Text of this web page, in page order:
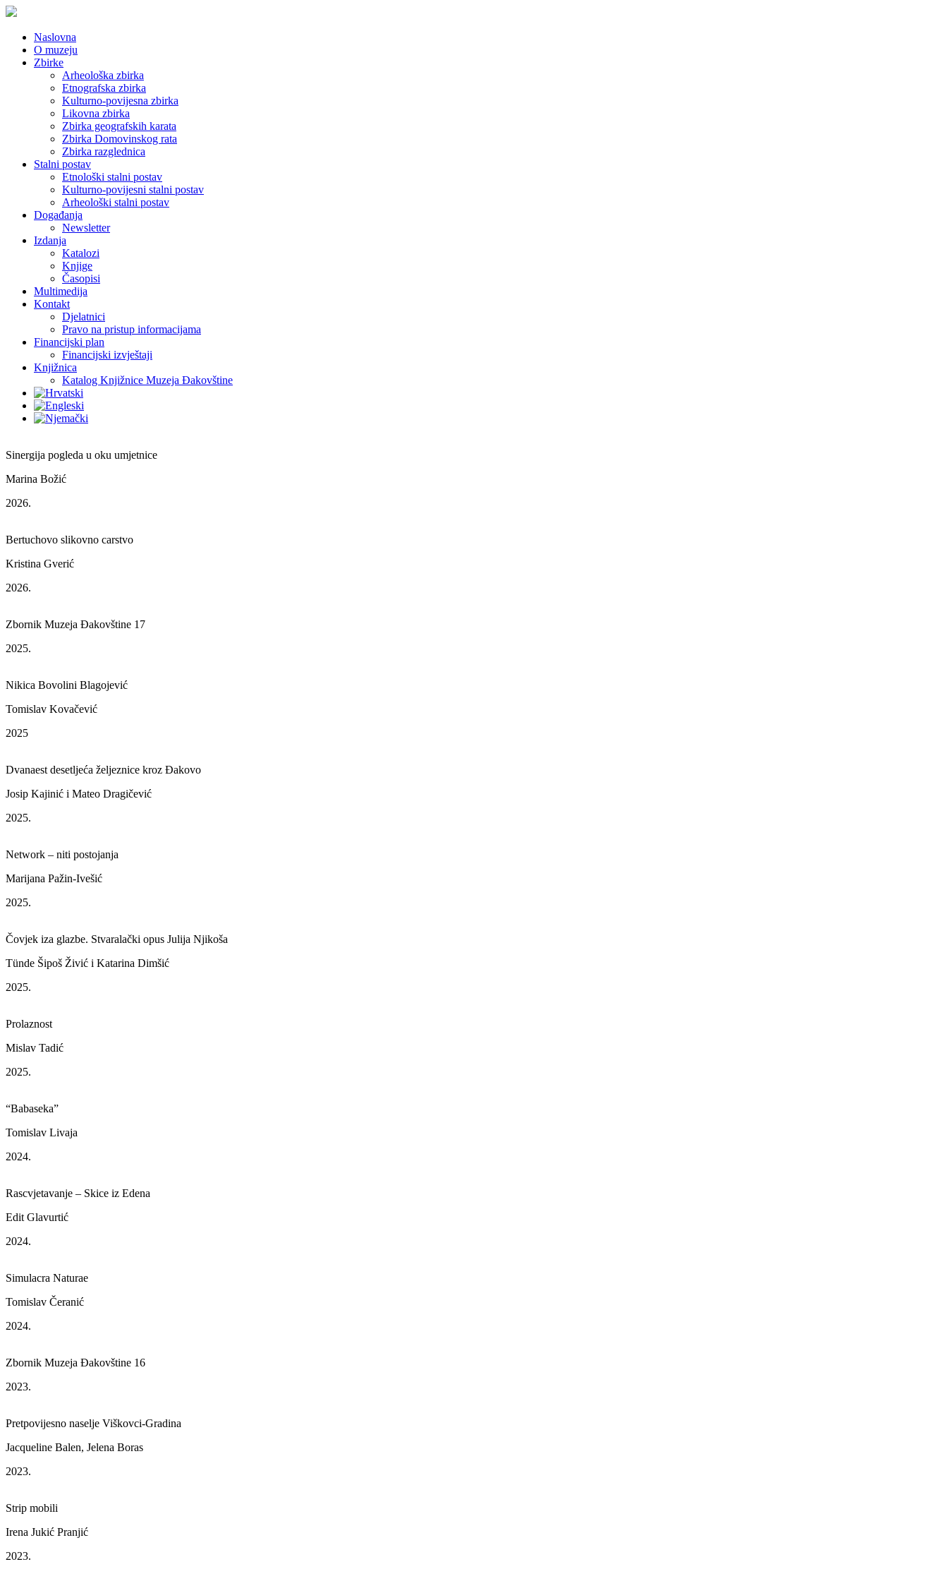
Naslovna
O muzeju
Zbirke
Arheološka zbirka
Etnografska zbirka
Kulturno-povijesna zbirka
Likovna zbirka
Zbirka geografskih karata
Zbirka Domovinskog rata
Zbirka razglednica
Stalni postav
Etnološki stalni postav
Kulturno-povijesni stalni postav
Arheološki stalni postav
Događanja
Newsletter
Izdanja
Katalozi
Knjige
Časopisi
Multimedija
Kontakt
Djelatnici
Pravo na pristup informacijama
Financijski plan
Financijski izvještaji
Knjižnica
Katalog Knjižnice Muzeja Đakovštine
Sinergija pogleda u oku umjetnice
Marina Božić
2026.
Bertuchovo slikovno carstvo
Kristina Gverić
2026.
Zbornik Muzeja Đakovštine 17
2025.
Nikica Bovolini Blagojević
Tomislav Kovačević
2025
Dvanaest desetljeća željeznice kroz Đakovo
Josip Kajinić i Mateo Dragičević
2025.
Network – niti postojanja
Marijana Pažin-Ivešić
2025.
Čovjek iza glazbe. Stvaralački opus Julija Njikoša
Tünde Šipoš Živić i Katarina Dimšić
2025.
Prolaznost
Mislav Tadić
2025.
“Babaseka”
Tomislav Livaja
2024.
Rascvjetavanje – Skice iz Edena
Edit Glavurtić
2024.
Simulacra Naturae
Tomislav Čeranić
2024.
Zbornik Muzeja Đakovštine 16
2023.
Pretpovijesno naselje Viškovci-Gradina
Jacqueline Balen, Jelena Boras
2023.
Strip mobili
Irena Jukić Pranjić
2023.